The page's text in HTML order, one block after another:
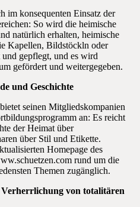
im konsequenten Einsatz der
So wird die heimische
natürlich erhalten, heimische
Kapellen, Bildstöckln oder
gepflegt, und es wird
gefördert und weitergegeben.
und Geschichte
seinen Mitgliedskompanien
an: Es reicht
der Heimat über
über Stil und Etikette.
Homepage des
rund um die
Themen zugänglich.
von totalitären